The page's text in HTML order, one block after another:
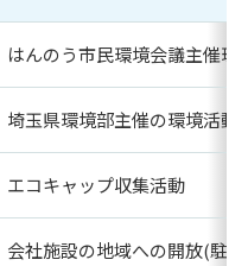
はんのう市民環境会議主催環
埼玉県環境部主催の環境活動
エコキャップ収集活動
会社施設の地域への開放(駐